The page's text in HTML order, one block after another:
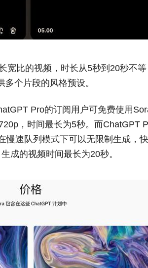
宽比的视频，时长从5秒到20秒不
个片段的风格预设。
Pro的订阅用户可免费使用
，时间最长为5秒。而ChatGPT
慢速队列模式下可以无限制生成，
成的视频时间最长为20秒。